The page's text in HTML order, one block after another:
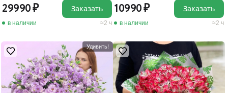
29990
в наличии 2 ч
Заказать 10990
в наличии 2 ч
Заказать
Удивить!